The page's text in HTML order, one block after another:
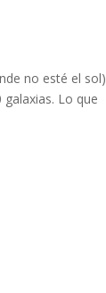
no esté el sol)
Lo que